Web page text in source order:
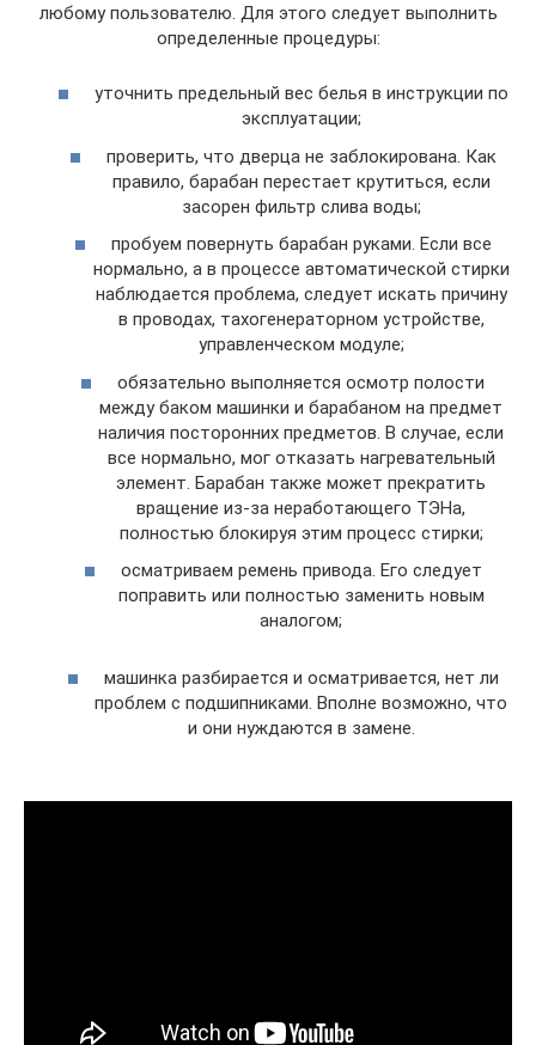
любому пользователю. Для этого следует выполнить
определенные процедуры:
уточнить предельный вес белья в инструкции по
эксплуатации;
проверить, что дверца не заблокирована. Как
правило, барабан перестает крутиться, если
засорен фильтр слива воды;
пробуем повернуть барабан руками. Если все
нормально, а в процессе автоматической стирки
наблюдается проблема, следует искать причину
в проводах, тахогенераторном устройстве,
управленческом модуле;
обязательно выполняется осмотр полости
между баком машинки и барабаном на предмет
наличия посторонних предметов. В случае, если
все нормально, мог отказать нагревательный
элемент. Барабан также может прекратить
вращение из-за неработающего ТЭНа,
полностью блокируя этим процесс стирки;
осматриваем ремень привода. Его следует
поправить или полностью заменить новым
аналогом;
машинка разбирается и осматривается, нет ли
проблем с подшипниками. Вполне возможно, что
и они нуждаются в замене.